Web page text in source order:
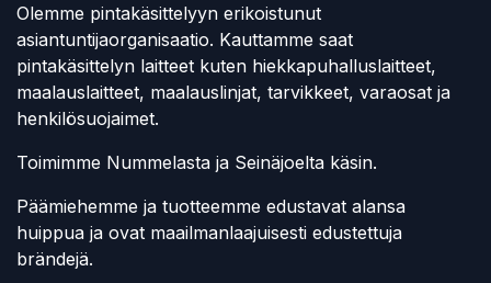
Olemme pintakäsittelyyn erikoistunut
asiantuntijaorganisaatio. Kauttamme saat
pintakäsittelyn laitteet kuten hiekkapuhalluslaitteet,
maalauslaitteet, maalauslinjat, tarvikkeet, varaosat ja
henkilösuojaimet.
Toimimme Nummelasta ja Seinäjoelta käsin.
Päämiehemme ja tuotteemme edustavat alansa
huippua ja ovat maailmanlaajuisesti edustettuja
brändejä.